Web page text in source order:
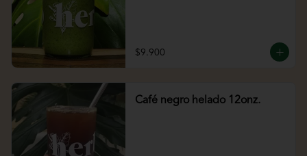
$9.900
Café negro helado 12onz.